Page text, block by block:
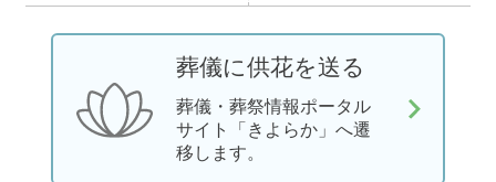
葬儀に供花を送る
葬儀・葬祭情報ポータル
サイト「きよらか」へ遷
移します。